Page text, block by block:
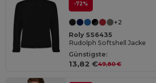
-72%
+2
Roly SS6435
Rudolph Softshell Jacke
Günstigste:
13,82 €49,80 €